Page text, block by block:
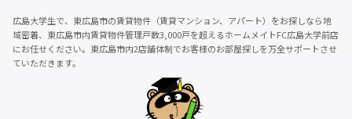
広島大学生で、東広島市の賃貸物件（賃貸マンション、アパート）をお探しなら地
域密着、東広島市内賃貸物件管理戸数3,000戸を超えるホームメイトFC広島大学前店
にお任せください。東広島市内2店舗体制でお客様のお部屋探しを万全サポートさせ
ていただきます。